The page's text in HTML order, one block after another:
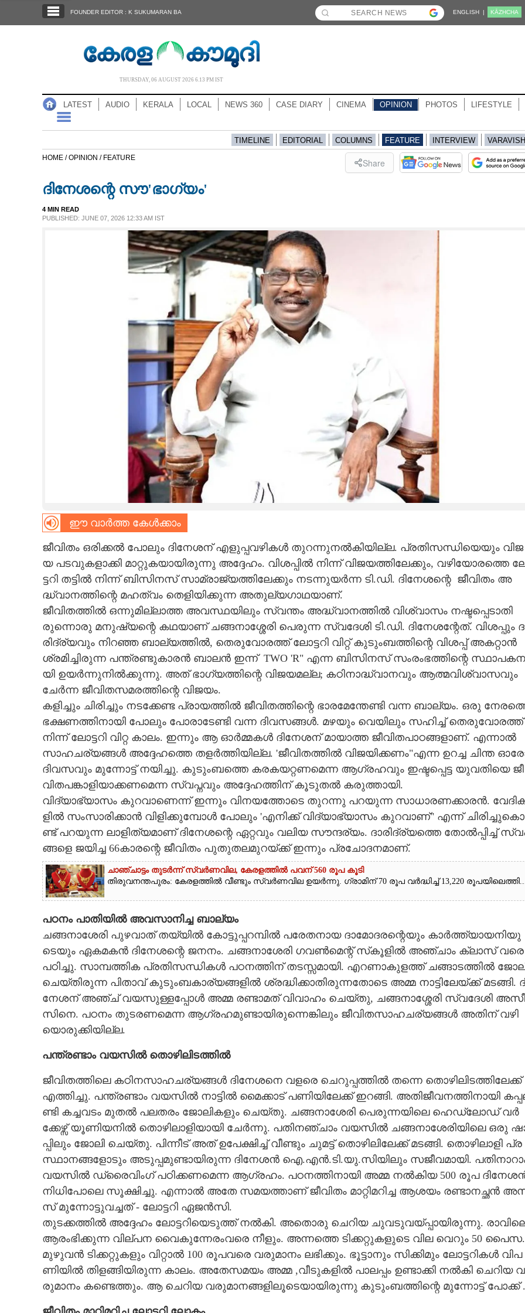
NOTIFIED NEWS
CARTOONS
LITERATURE
CONTACT US
FOUNDER EDITOR : K SUKUMARAN BA ENGLISH | KĀZHCHA
THURSDAY, 06 AUGUST 2026 6.13 PM IST
LATEST AUDIO KERALA LOCAL NEWS 360 CASE DIARY CINEMA OPINION PHOTOS LIFESTYLE
TIMELINE EDITORIAL COLUMNS FEATURE INTERVIEW
HOME /OPINION / FEATURE Share
ദിനേശന്റെ സൗ'ഭാഗ്യം'
4 MIN READ
PUBLISHED: JUNE 07, 2026 12:33 AM IST
ഈ വാർത്ത കേൾക്കാം
ജീവി​തം​ ​ഒ​രി​ക്ക​ൽ​ ​പോ​ലും​ ​ദി​നേ​ശ​ന് ​എ​ളു​പ്പ​വ​ഴി​ക​ൾ​ ​തു​റ​ന്നു​ന​ൽ​കി​യി​ല്ല.​ ​പ്ര​തി​സ​ന്ധി​യെ​യും​ ​വി​ജ​
യ​ ​പ​ട​വു​ക​ളാ​ക്കി​ ​മാ​റ്റു​ക​യാ​യി​രു​ന്നു​ ​അ​ദ്ദേ​ഹം.​ ​വി​ശ​പ്പി​ൽ​ ​നി​ന്ന് ​വി​ജ​യ​ത്തി​ലേ​ക്കും,​ ​വ​ഴി​യോ​ര​ത്തെ​
ട്ട​റി​ ​ത​ട്ടി​ൽ​ ​നി​ന്ന് ​ബി​സി​ന​സ് ​സാ​മ്രാ​ജ്യ​ത്തി​ലേ​ക്കും​ ​ന​ട​ന്നു​യ​ർ​ന്ന​ ​ടി.​ഡി.​ ​ദി​നേ​ശ​ന്റെ​ ​ ജീ​വി​തം​ ​അ​
ദ്ധ്വാ​ന​ത്തി​ന്റെ​ ​മ​ഹ​ത്വം​ ​തെ​ളി​യി​ക്കു​ന്ന​ ​അ​തു​ല്യ​ഗാ​ഥ​യാ​ണ്.
ജീ​വി​ത​ത്തി​ൽ​ ​ഒ​ന്നു​മി​ല്ലാ​ത്ത​ ​അ​വ​സ്ഥ​യി​ലും​ ​സ്വ​ന്തം​ ​അ​ദ്ധ്വാന​ത്തി​ൽ​ ​വി​ശ്വാ​സം​ ​ന​ഷ്ട​പ്പെ​ടാ​തി​
രുന്നൊരു​ ​മ​നു​ഷ്യ​ന്റെ​ ​ക​ഥ​യാ​ണ് ​ച​ങ്ങ​നാ​ശ്ശേ​രി​ ​പെ​രു​ന്ന​ ​സ്വ​ദേ​ശി​ ​ടി.​ഡി.​ ​ദി​നേ​ശ​ന്റേ​ത്.​ ​വി​ശ​പ്പും​
രി​ദ്ര്യ​വും​ ​നി​റ​ഞ്ഞ​ ​ബാ​ല്യ​ത്തി​ൽ,​ ​തെ​രു​വോ​ര​ത്ത് ​ലോ​ട്ട​റി​ ​വി​റ്റ് ​കു​ടും​ബ​ത്തി​ന്റെ​ ​വി​ശ​പ്പ് ​അ​ക​റ്റാ​ൻ​ ​
ശ്ര​മി​ച്ചി​രു​ന്ന​ ​പ​ന്ത്ര​ണ്ടു​കാ​ര​ൻ​ ​ബാ​ല​ൻ​ ​ഇ​ന്ന് ​ TWO 'R"​ ​എ​ന്ന​ ​ബി​സി​ന​സ് ​സം​രം​ഭ​ത്തി​ന്റെ​
യി​ ​ഉ​യ​ർ​ന്നു​നി​ൽ​ക്കു​ന്നു.​ ​അ​ത് ​ഭാ​ഗ്യ​ത്തി​ന്റെ​ ​വി​ജ​യ​മ​ല്ല​;​ ​ക​ഠി​നാ​ദ്ധ്വാ​ന​വും​ ​ആ​ത്മ​വി​ശ്വാ​സ​വും​ ​
ചേ​ർ​ന്ന​ ​ജീ​വി​ത​സ​മ​ര​ത്തി​ന്റെ​ ​വി​ജ​യം.
ക​ളി​ച്ചും​ ​ചി​രി​ച്ചും​ ​ന​ട​ക്കേ​ണ്ട​ ​പ്രാ​യ​ത്തി​ൽ​ ​ജീ​വി​ത​ത്തി​ന്റെ​ ​ഭാ​ര​മേ​ന്തേ​ണ്ടി​ ​വ​ന്ന​ ​ബാ​ല്യം.​ ​ഒ​രു​
​ഭ​ക്ഷ​ണ​ത്തി​നാ​യി​ ​പോ​ലും​ ​പോ​രാ​ടേ​ണ്ടി​ ​വ​ന്ന​ ​ദി​വ​സ​ങ്ങ​ൾ.​ ​മ​ഴ​യും​ ​വെ​യി​ലും​ ​സ​ഹി​ച്ച് ​തെ​രു​വോ​ര​ത്ത് ​
നി​ന്ന്​ ​ലോ​ട്ട​റി​ ​വി​റ്റ​ ​കാ​ലം.​ ​ഇ​ന്നും​ ​ആ​ ​ഓ​ർ​മ്മ​ക​ൾ​ ​ദി​നേ​ശ​ന് ​മാ​യാ​ത്ത​ ​ജീ​വി​ത​പാ​ഠ​ങ്ങ​ളാ​ണ്.​ ​എ​ന്നാ​ൽ​ ​
സാ​ഹ​ച​ര്യ​ങ്ങ​ൾ​ ​അ​ദ്ദേ​ഹ​ത്തെ​ ​ത​ള​ർ​ത്തി​യി​ല്ല.​ ​'​ജീ​വി​ത​ത്തി​ൽ​ ​വി​ജ​യി​ക്ക​ണം"എ​ന്ന​ ​ഉ​റ​ച്ച​ ​ചി​ന്ത​
ദി​വ​സ​വും​ ​മു​ന്നോ​ട്ട് ​ന​യി​ച്ചു.​ ​കു​ടും​ബ​ത്തെ​ ​ക​ര​ക​യ​റ്റ​ണ​മെ​ന്ന​ ​ആ​ഗ്ര​ഹ​വും​ ​ഇ​ഷ്ട​പ്പെ​ട്ട​ ​യു​വ​തി​യെ​ ​ജീ​
വി​ത​പ​ങ്കാ​ളി​യാ​ക്ക​ണ​മെ​ന്ന​ ​സ്വ​പ്ന​വും​ ​അ​ദ്ദേ​ഹ​ത്തി​ന് ​കൂ​ടു​ത​ൽ​ ​ക​രു​ത്താ​യി.
വി​ദ്യാ​ഭ്യാ​സം​ ​കു​റ​വാ​ണെ​ന്ന് ​ഇ​ന്നും​ ​വി​ന​യ​ത്തോ​ടെ​ ​തു​റ​ന്നു​ ​പ​റ​യു​ന്ന​ ​സാ​ധാ​ര​ണ​ക്കാ​ര​ൻ.​
ളി​ൽ​ ​സം​സാ​രി​ക്കാ​ൻ​ ​വി​ളി​ക്കു​മ്പോ​ൾ​ ​പോ​ലും​ ​'​എ​നി​ക്ക് ​വി​ദ്യാ​ഭ്യാ​സം​ ​കു​റ​വാ​ണ്" ​എ​ന്ന് ​ചി​രി​ച്ചു​കൊ​
ണ്ട് ​പ​റ​യു​ന്ന​ ​ലാ​ളി​ത്യ​മാ​ണ് ​ദി​നേ​ശ​ന്റെ​ ​ഏ​റ്റ​വും​ ​വ​ലി​യ​ ​സൗ​ന്ദ​ര്യം.​ ​ദാ​രി​ദ്ര്യ​ത്തെ​ ​തോ​ൽ​പ്പി​ച്ച്
ങ്ങ​ളെ​ ​ജ​യി​ച്ച​ 66​കാ​ര​ന്റെ​ ​ജീ​വി​തം​ ​പു​തു​ത​ല​മു​റ​യ്ക്ക് ​ഇ​ന്നും​ ​പ്ര​ചോ​ദ​ന​മാ​ണ്.
ചാഞ്ചാട്ടം തുടർന്ന് സ്വർണവില, കേരളത്തിൽ പവന് 560 രൂപ കൂടി
തിരുവനന്തപുരം: കേരളത്തിൽ വീണ്ടും സ്വർണവില ഉയർന്നു. ഗ്രാമിന് 70 രൂപ വർദ്ധിച്ച് 13,220
പ​ഠ​നം​ ​പാ​തി​യി​ൽ​ ​അ​വ​സാ​നി​ച്ച​ ​ബാ​ല്യം
ച​ങ്ങ​നാ​ശേ​രി​ ​പു​ഴ​വാ​ത് ​ത​യ്യി​ൽ​ ​കോ​ട്ടു​പ്പ​റ​മ്പി​ൽ​ ​പ​രേ​ത​നാ​യ​ ​ദാ​മോ​ദ​ര​ന്റെ​യും​ ​കാ​ർ​ത്ത്യാ​യ​നി​യു​
ടെ​യും​ ​ഏ​ക​മ​ക​ൻ ​ദി​നേ​ശ​ന്റെ​ ​ജ​ന​നം.​ ​ച​ങ്ങ​നാ​ശേ​രി​ ​ഗ​വ​ൺ​മെ​ന്റ് ​സ്‌​കൂ​ളി​ൽ​ ​അ​ഞ്ചാം​ ​ക്ലാ​സ് ​വ​രെ​ ​
പ​ഠി​ച്ചു.​ ​സാ​മ്പ​ത്തി​ക​ ​പ്ര​തി​സ​ന്ധി​ക​ൾ​ ​പ​ഠ​ന​ത്തി​ന് ​ത​ട​സ്സ​മാ​യി.​ ​എ​റ​ണാ​കു​ള​ത്ത് ​ച​ങ്ങാ​ട​ത്തി​ൽ​
ചെ​യ്തി​രു​ന്ന​ ​പി​താ​വ് ​കു​ടും​ബ​കാ​ര്യ​ങ്ങ​ളി​ൽ​ ​ശ്ര​ദ്ധി​ക്കാ​തി​രു​ന്ന​തോ​ടെ​ ​അ​മ്മ​ ​നാ​ട്ടി​ലേയ്ക്ക് ​മ​ട​ങ്ങി.​
നേ​ശ​ന് ​അ​ഞ്ച് ​വ​യ​സു​ള്ള​പ്പോ​ൾ​ ​അ​മ്മ​ ​ര​ണ്ടാ​മ​ത് ​വി​വാ​ഹം​ ​ചെ​യ്തു,​ ​ച​ങ്ങ​നാ​ശ്ശേ​രി​ ​സ്വ​ദേ​ശി​ ​അ​സീ​
സി​നെ.​ ​പ​ഠ​നം​ ​തു​ട​ര​ണ​മെ​ന്ന​ ​ആ​ഗ്ര​ഹ​മു​ണ്ടാ​യി​രു​ന്നെ​ങ്കി​ലും​ ​ജീ​വി​ത​സാ​ഹ​ച​ര്യ​ങ്ങ​ൾ​ ​അ​തി​ന് ​വ​ഴി​
യൊ​രു​ക്കി​യി​ല്ല.
പ​ന്ത്ര​ണ്ടാം​ ​വ​യ​സി​ൽ​ ​തൊഴിലിടത്തിൽ
ജീ​വി​ത​ത്തി​ലെ​ ​ക​ഠി​ന​സാ​ഹ​ച​ര്യ​ങ്ങ​ൾ​ ​ദി​നേ​ശ​നെ​ ​വ​ള​രെ​ ​ചെ​റു​പ്പ​ത്തി​ൽ​ ​ത​ന്നെ​ ​തൊ​ഴി​ലി​ട​ത്തി​ലേ​ക്ക് ​
എ​ത്തി​ച്ചു.​ ​പ​ന്ത്ര​ണ്ടാം​ ​വ​യ​സി​ൽ​ ​നാ​ട്ടി​ൽ​ ​മൈ​ക്കാ​ട് ​പ​ണി​യി​ലേ​ക്ക് ​ഇ​റ​ങ്ങി.​ ​അ​തി​ജീ​വ​ന​ത്തി​നാ​യി​
ണ്ടി​ ​ക​ച്ച​വ​ടം​ ​മു​ത​ൽ​ ​പ​ല​ത​രം​ ​ജോ​ലി​ക​ളും​ ​ചെ​യ്തു.​ ​ച​ങ്ങ​നാ​ശേ​രി​ ​പെ​രു​ന്ന​യി​ലെ​ ​ഹെ​ഡ്‌​ലോ​ഡ് ​വ​ർ​
ക്കേ​ഴ്സ് ​യൂ​ണി​യ​നി​ൽ​ ​തൊ​ഴി​ലാ​ളി​യാ​യി​ ​ചേ​ർ​ന്നു.​ ​പ​തി​ന​ഞ്ചാം​ ​വ​യ​സി​ൽ​ ​ച​ങ്ങ​നാ​ശേ​രി​യി​ലെ​ ​ഒ​രു​
പ്പി​ലും​ ​ജോ​ലി​ ​ചെ​യ്തു.​ ​പി​ന്നീ​ട് ​അ​ത് ​ഉ​പേ​ക്ഷി​ച്ച് ​വീ​ണ്ടും​ ​ചു​മ​ട്ട് ​തൊ​ഴി​ലി​ലേ​ക്ക് ​മ​ട​ങ്ങി.​ ​തൊ​ഴി​ലാ​ളി​ ​പ്ര​
സ്ഥാ​ന​ങ്ങ​ളോ​ടും​ ​അ​ടു​പ്പ​മു​ണ്ടാ​യി​രു​ന്ന​ ​ദി​നേ​ശ​ൻ​ ​ഐ.​എ​ൻ.​ടി.​യു.​സി​യി​ലും​ ​സ​ജീ​വ​മാ​യി.
വ​യ​സി​ൽ​ ​ഡ്രൈ​വിം​ഗ് ​പ​ഠി​ക്ക​ണ​മെ​ന്ന​ ​ആ​ഗ്ര​ഹം.​ ​പ​ഠ​ന​ത്തി​നാ​യി​ ​അ​മ്മ​ ​ന​ൽ​കി​യ​ 500​ ​രൂ​പ​
നി​ധി​പോ​ലെ​ ​സൂ​ക്ഷി​ച്ചു.​ ​എ​ന്നാ​ൽ​ ​അ​തേ​ ​സ​മ​യ​ത്താ​ണ് ​ജീ​വി​തം​ ​മാ​റ്റി​മ​റി​ച്ച​ ​ആ​ശ​യം​ ​രണ്ടാനച്ഛ​ൻ​
സ് ​മു​ന്നോ​ട്ടു​വ​ച്ച​ത് ​-​ ​ലോ​ട്ട​റി​ ​ഏ​ജ​ൻ​സി.
തു​ട​ക്ക​ത്തി​ൽ​ ​അ​ദ്ദേ​ഹം​ ​ലോ​ട്ട​റി​യെ​ടു​ത്ത് ​ന​ൽ​കി.​ ​അ​തൊ​രു​ ​ചെ​റി​യ​ ​ചു​വ​ടു​വ​യ്പ്പാ​യി​രു​ന്നു.​
ആ​രം​ഭി​ക്കു​ന്ന​ ​വി​ല്പ​ന​ ​വൈ​കു​ന്നേ​രം​വ​രെ​ ​നീ​ളും.​ ​അ​ന്ന​ത്തെ​ ​ടി​ക്ക​റ്റു​ക​ളു​ടെ​ ​വി​ല​ ​വെ​റും​ 50​ ​പൈ​സ.​ ​
മു​ഴു​വ​ൻ​ ​ടി​ക്ക​റ്റു​ക​ളും​ ​വി​റ്റാ​ൽ​ 100​ ​രൂ​പ​വ​രെ​ ​വ​രു​മാ​നം​ ​ല​ഭി​ക്കും.​ ​ഭൂ​ട്ടാ​നും​ ​സി​ക്കി​മും​ ​ലോ​ട്ട​റി​ക​ൾ​ ​വി​പ​
ണി​യി​ൽ​ ​തി​ള​ങ്ങി​യി​രു​ന്ന​ ​കാ​ലം.​ ​അ​തേ​സ​മ​യം​ ​അ​മ്മ​ ​,​വീ​ടു​ക​ളി​ൽ​ ​പാ​ല​പ്പം​ ​ഉ​ണ്ടാ​ക്കി​ ​ന​ൽ​കി​ ​ചെ​റി​യ​ ​വ​
രു​മാ​നം​ ​ക​ണ്ടെ​ത്തും.​ ​ആ​ ​ചെ​റി​യ​ ​വ​രു​മാ​ന​ങ്ങ​ളി​ലൂ​ടെ​യാ​യി​രു​ന്നു​ ​കു​ടും​ബ​ത്തി​ന്റെ​ ​മു​ന്നോ​ട്ട് ​പോ​ക്ക് .
Share this link